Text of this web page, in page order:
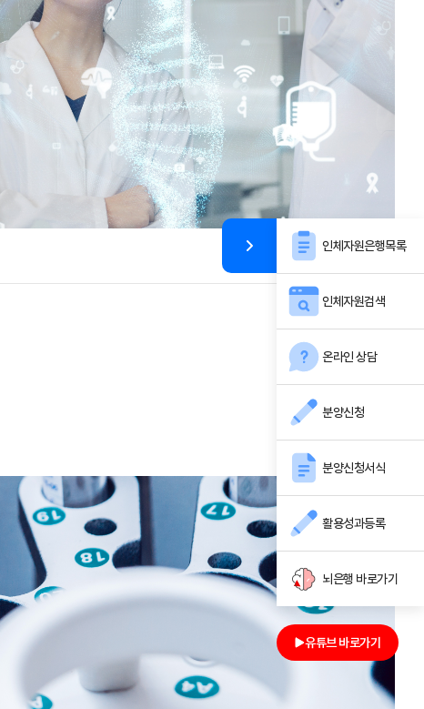
인체자원은행목록
인체자원검색
온라인 상담
분양신청
분양신청서식
활용성과등록
뇌은행 바로가기
유튜브 바로가기